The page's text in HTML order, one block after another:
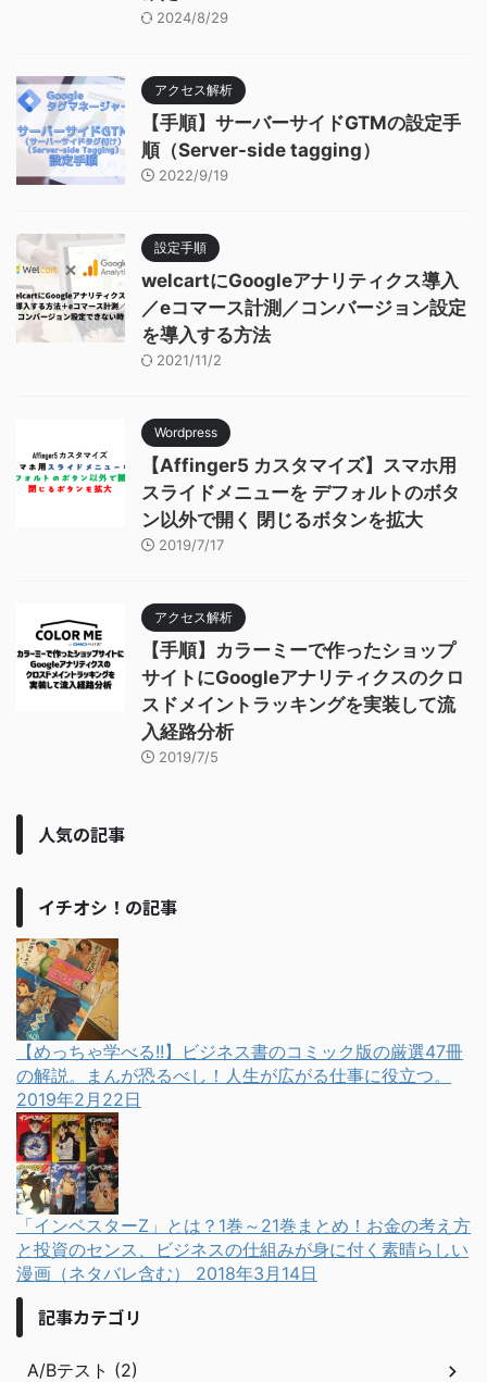
2024/8/29
アクセス解析
【手順】サーバーサイドGTMの設定手
順（Server-side tagging）
2022/9/19
設定手順
welcartにGoogleアナリティクス導入
／eコマース計測／コンバージョン設定
を導入する方法
2021/11/2
Wordpress
【Affinger5 カスタマイズ】スマホ用
スライドメニューを デフォルトのボタ
ン以外で開く 閉じるボタンを拡大
2019/7/17
アクセス解析
【手順】カラーミーで作ったショップ
サイトにGoogleアナリティクスのクロ
スドメイントラッキングを実装して流
入経路分析
2019/7/5
人気の記事
イチオシ！の記事
【めっちゃ学べる!!】ビジネス書のコミック版の厳選47冊
の解説。まんが恐るべし！人生が広がる仕事に役立つ。
2019年2月22日
「インベスターZ」とは？1巻～21巻まとめ！お金の考え方
と投資のセンス、ビジネスの仕組みが身に付く素晴らしい
漫画（ネタバレ含む） 2018年3月14日
記事カテゴリ
A/Bテスト (2)